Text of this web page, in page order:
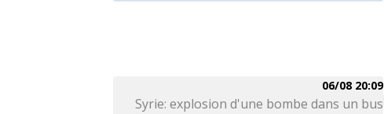
06/08 20:09
Syrie: explosion d'une bombe dans un bus